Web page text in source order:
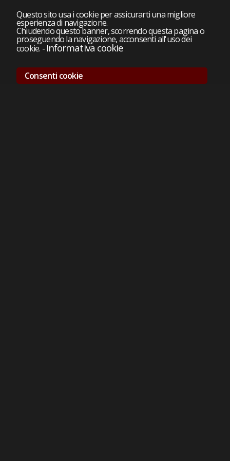
Questo sito usa i cookie per assicurarti una migliore
esperienza di navigazione.
Chiudendo questo banner, scorrendo questa pagina o
proseguendo la navigazione, acconsenti all'uso dei
cookie. - Informativa cookie
Consenti cookie